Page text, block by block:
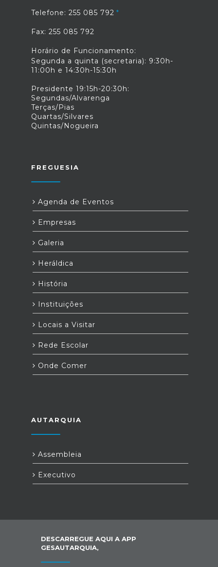
Telefone: 255 085 792
Fax: 255 085 792
Horário de Funcionamento:
Segunda a quinta (secretaria): 9:30h-
11:00h e 14:30h-15:30h
Presidente 19:15h-20:30h:
Segundas/Alvarenga
Terças/Pias
Quartas/Silvares
Quintas/Nogueira
FREGUESIA
Agenda de Eventos
Empresas
Galeria
Heráldica
História
Instituições
Locais a Visitar
Rede Escolar
Onde Comer
AUTARQUIA
Assembleia
Executivo
DESCARREGUE AQUI A APP
GESAUTARQUIA,